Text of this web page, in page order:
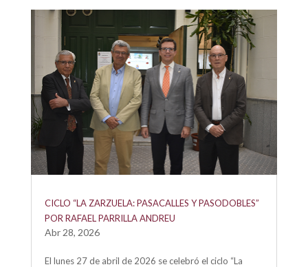
CICLO “LA ZARZUELA: PASACALLES Y PASODOBLES”
POR RAFAEL PARRILLA ANDREU
Abr 28, 2026
El lunes 27 de abril de 2026 se celebró el ciclo “La